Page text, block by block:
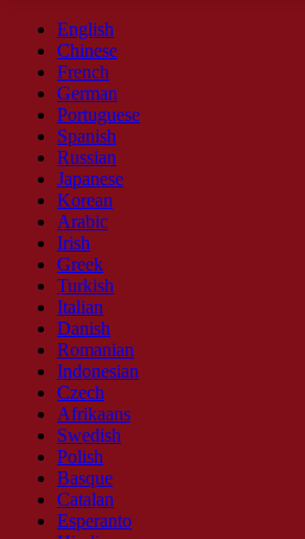
English
Chinese
French
German
Portuguese
Spanish
Russian
Japanese
Korean
Arabic
Irish
Greek
Turkish
Italian
Danish
Romanian
Indonesian
Czech
Afrikaans
Swedish
Polish
Basque
Catalan
Esperanto